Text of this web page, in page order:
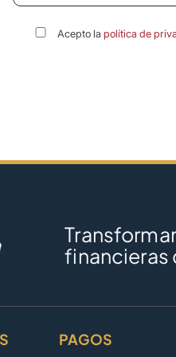
Acepto la política de
financieras
PAGOS